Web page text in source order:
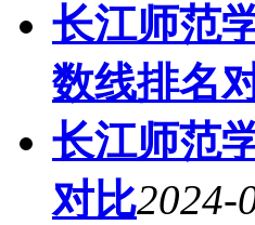
长江师范
数线排名
长江师范
对比2024-